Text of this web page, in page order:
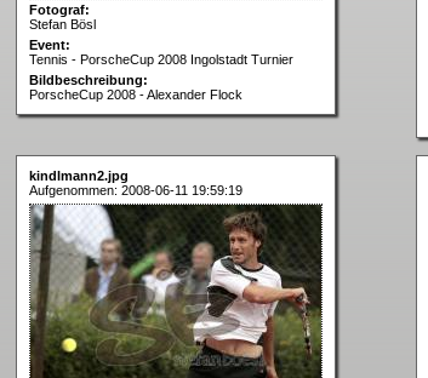
Fotograf:
Stefan Bösl
Event:
Tennis - PorscheCup 2008 Ingolstadt Turnier
Bildbeschreibung:
PorscheCup 2008 - Alexander Flock
kindlmann2.jpg
Aufgenommen: 2008-06-11 19:59:19